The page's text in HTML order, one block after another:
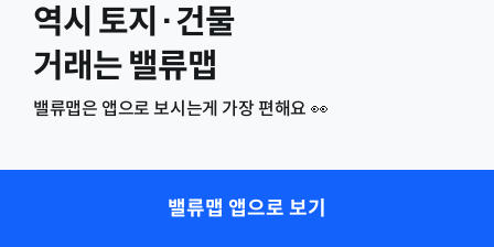
역시 토지·건물
거래는 밸류맵
밸류맵은 앱으로 보시는게 가장 편해요 👀
밸류맵 앱으로 보기